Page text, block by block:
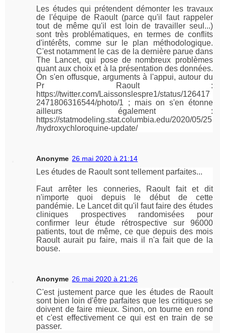
Les études qui prétendent démonter les travaux
de l'équipe de Raoult (parce qu'il faut rappeler
tout de même qu'il est loin de travailler seul...)
sont très problématiques, en termes de conflits
d'intérêts, comme sur le plan méthodologique.
C'est notamment le cas de la dernière parue dans
The Lancet, qui pose de nombreux problèmes
quant aux choix et à la présentation des données.
On s'en offusque, arguments à l'appui, autour du
Pr Raoult :
https://twitter.com/Laissonslespre1/status/126417
2471806316544/photo/1 ; mais on s'en étonne
ailleurs également :
https://statmodeling.stat.columbia.edu/2020/05/25
/hydroxychloroquine-update/
Anonyme 26 mai 2020 à 21:14
Les études de Raoult sont tellement parfaites...
Faut arrêter les conneries, Raoult fait et dit
n'importe quoi depuis le début de cette
pandémie. Le Lancet dit qu'il faut faire des études
cliniques prospectives randomisées pour
confirmer leur étude rétrospective sur 96000
patients, tout de même, ce que depuis des mois
Raoult aurait pu faire, mais il n'a fait que de la
bouse.
Anonyme 26 mai 2020 à 21:26
C'est justement parce que les études de Raoult
sont bien loin d'être parfaites que les critiques se
doivent de faire mieux. Sinon, on tourne en rond
et c'est effectivement ce qui est en train de se
passer.